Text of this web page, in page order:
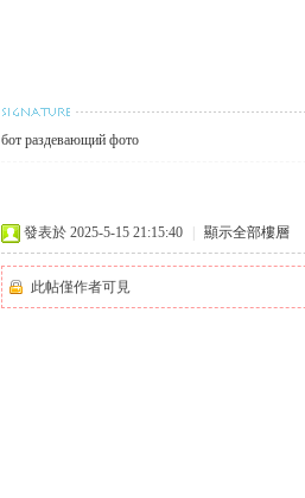
бот раздевающий фото
發表於 2025-5-15 21:15:40 顯示全部樓層
此帖僅作者可見